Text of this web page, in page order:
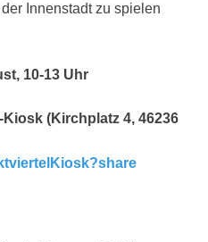
Innenstadt zu spielen
10-13 Uhr
(Kirchplatz 4, 46236